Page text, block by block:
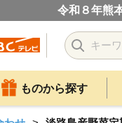
令和８年熊
ものから探す